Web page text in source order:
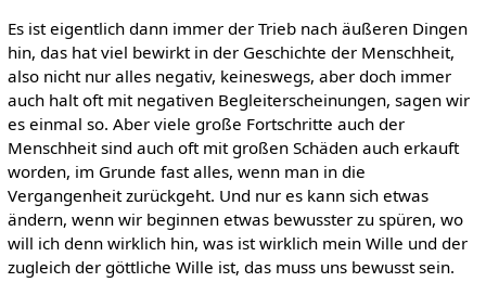
Es ist eigentlich dann immer der Trieb nach äußeren Dingen
hin, das hat viel bewirkt in der Geschichte der Menschheit,
also nicht nur alles negativ, keineswegs, aber doch immer
auch halt oft mit negativen Begleiterscheinungen, sagen wir
es einmal so. Aber viele große Fortschritte auch der
Menschheit sind auch oft mit großen Schäden auch erkauft
worden, im Grunde fast alles, wenn man in die
Vergangenheit zurückgeht. Und nur es kann sich etwas
ändern, wenn wir beginnen etwas bewusster zu spüren, wo
will ich denn wirklich hin, was ist wirklich mein Wille und der
zugleich der göttliche Wille ist, das muss uns bewusst sein.